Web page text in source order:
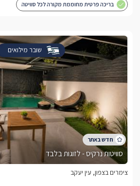
בריכה פרטית מחוממת מקורה לכל סוויטה
שובר מילואים
סוויטות נרקיס - לזוגות בלבד
צימרים בצפון, עין יעקב